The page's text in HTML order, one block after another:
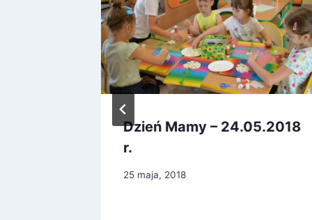
Dzień Mamy – 24.05.2018
r.
25 maja, 2018